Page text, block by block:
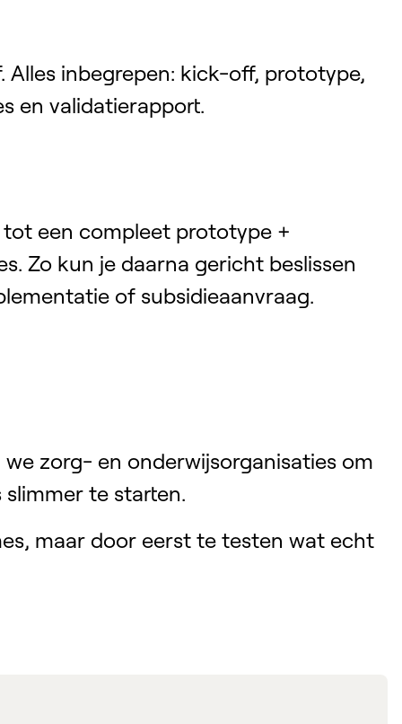
inbegrepen: kick-off, prototype,
en validatierapport.
een compleet prototype +
Zo kun je daarna gericht beslissen
of subsidieaanvraag.
we zorg- en onderwijsorganisaties om
te starten.
maar door eerst te testen wat echt